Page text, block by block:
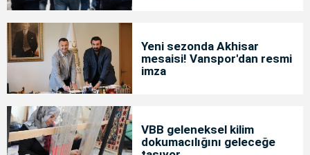
Yeni sezonda Akhisar
mesaisi! Vanspor'dan resmi
imza
VBB geleneksel kilim
dokumacılığını geleceğe